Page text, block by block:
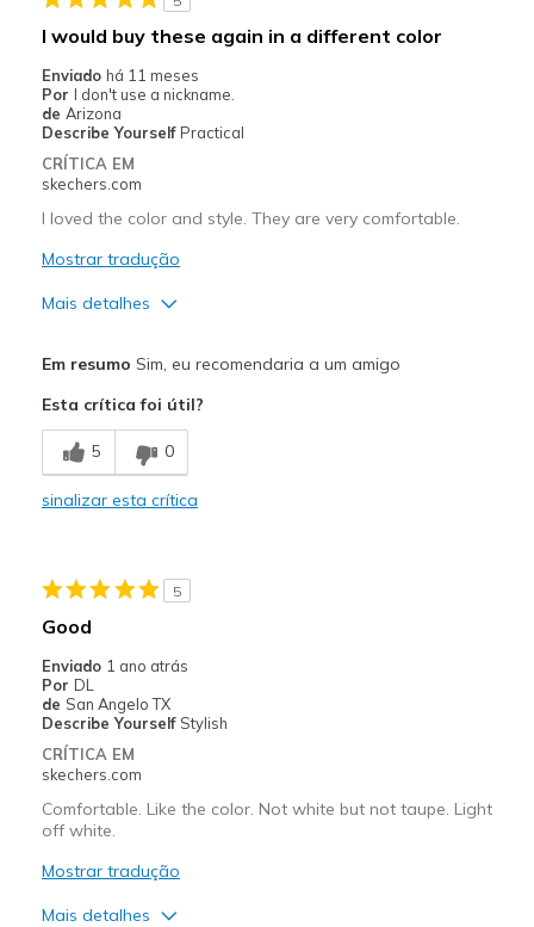
Feels true to size
I would buy these again in a different color
Enviado há 11 meses
Por I don't use a nickname.
de Arizona
Describe Yourself Practical
CRÍTICA EM
skechers.com
I loved the color and style. They are very comfortable.
Mostrar tradução
Mais detalhes
Breathe Well
Comfortable
Melhores utilizações
Travel
Width
Sizing
View On Shoes
Shoes are for Wearing
Em resumo Sim, eu recomendaria a um amigo
Esta crítica foi útil?
5 0
sinalizar esta crítica
5
Good
Enviado 1 ano atrás
Por DL
de San Angelo TX
Describe Yourself Stylish
CRÍTICA EM
skechers.com
Comfortable. Like the color. Not white but not taupe. Light
off white.
Mostrar tradução
Mais detalhes